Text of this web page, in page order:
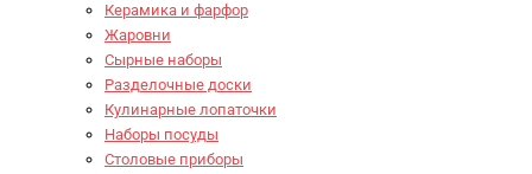
Керамика и фарфор
Жаровни
Сырные наборы
Разделочные доски
Кулинарные лопаточки
Наборы посуды
Столовые приборы